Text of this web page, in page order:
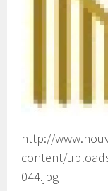
http://
content/
044.jpg